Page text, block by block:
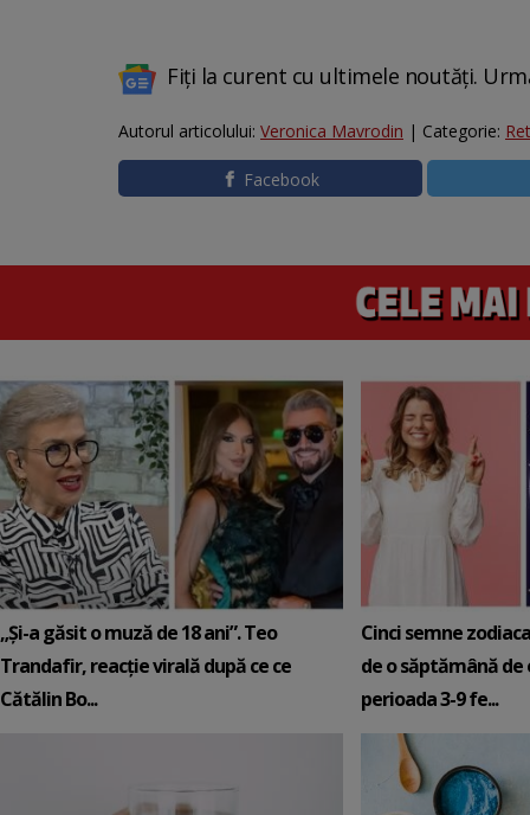
Fiți la curent cu ultimele noutăți.
Autorul articolului: Veronica Mavrodin | Categorie:
Facebook
„Și-a găsit o muză de 18 ani”. Teo
Trandafir, reacție virală după ce ce
Cătălin Bo...
Cinci semne
de o săptămână de
perioada 3-9 fe...